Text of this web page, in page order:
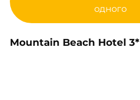
одного
Mountain Beach Hotel 3*